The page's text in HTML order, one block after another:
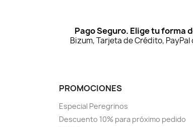
Pago Seguro. Elige tu forma
Bizum, Tarjeta de Crédito, PayPal
PROMOCIONES
Especial Peregrinos
Descuento 10% para próximo pedido